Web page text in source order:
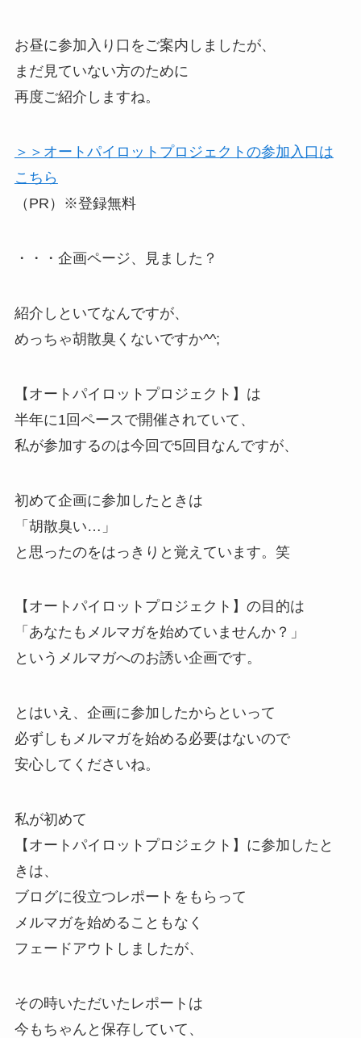
お昼に参加入り口をご案内しましたが、
まだ見ていない方のために
再度ご紹介しますね。
＞＞オートパイロットプロジェクトの参加入口は
こちら
（PR）※登録無料
・・・企画ページ、見ました？
紹介しといてなんですが、
めっちゃ胡散臭くないですか^^;
【オートパイロットプロジェクト】は
半年に1回ペースで開催されていて、
私が参加するのは今回で5回目なんですが、
初めて企画に参加したときは
「胡散臭い…」
と思ったのをはっきりと覚えています。笑
【オートパイロットプロジェクト】の目的は
「あなたもメルマガを始めていませんか？」
というメルマガへのお誘い企画です。
とはいえ、企画に参加したからといって
必ずしもメルマガを始める必要はないので
安心してくださいね。
私が初めて
【オートパイロットプロジェクト】に参加したと
きは、
ブログに役立つレポートをもらって
メルマガを始めることもなく
フェードアウトしましたが、
その時いただいたレポートは
今もちゃんと保存していて、